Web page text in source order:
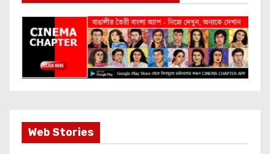
Web StoriesMost Important
Info about